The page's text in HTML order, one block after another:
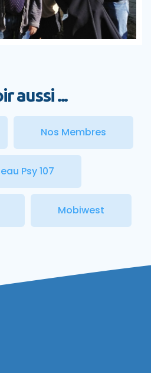
aussi ...
Nos Membres
Psy 107
Mobiwest